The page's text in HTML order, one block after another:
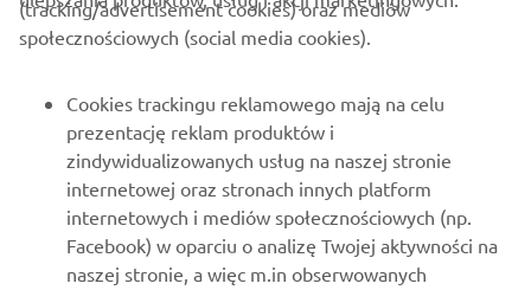
© Copyright - 2026 Yamaha Motor Europe N.V. - All Rights
Reserved
(tracking/advertisement cookies) oraz mediów
społecznościowych (social media cookies).
Cookies trackingu reklamowego mają na celu
prezentację reklam produktów i
zindywidualizowanych usług na naszej stronie
internetowej oraz stronach innych platform
internetowych i mediów społecznościowych (np.
Facebook) w oparciu o analizę Twojej aktywności na
naszej stronie, a więc m.in obserwowanych